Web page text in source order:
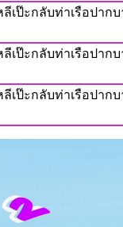
เป๊ะกลับท่าเรือปากบ
เป๊ะกลับท่าเรือปากบ
เป๊ะกลับท่าเรือปากบ